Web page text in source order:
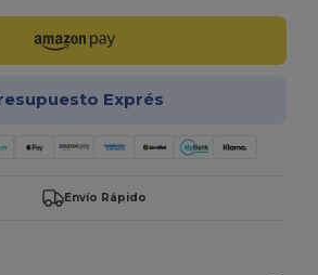
Exprés
Envío Rápido